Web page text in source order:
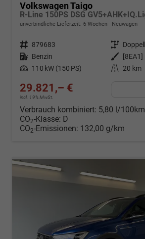
Volkswagen Taigo
unverbindliche Lieferzeit: 6 Wochen Neuwagen
Fahrzeugnr. 879683 Getriebe
Kraftstoff Benzin Außenfarbe
Leistung 110 kW (150 PS) Kilometerstand 20 km
29.821,– €
incl. 19% MwSt.
Verbrauch kombiniert: 5,80 l/100km
CO2-Klasse: D
CO2-Emissionen: 132,00 g/km